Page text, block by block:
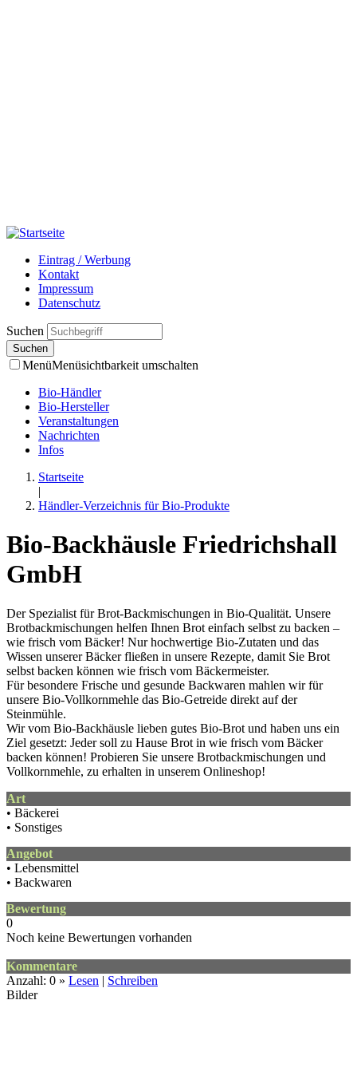
Eintrag / Werbung
Kontakt
Impressum
Datenschutz
Suchen
MenüMenüsichtbarkeit umschalten
Bio-Händler
Bio-Hersteller
Veranstaltungen
Nachrichten
Infos
Startseite
|
Händler-Verzeichnis für Bio-Produkte
Bio-Backhäusle Friedrichshall
GmbH
Der Spezialist für Brot-Backmischungen in Bio-Qualität. Unsere
Brotbackmischungen helfen Ihnen Brot einfach selbst zu backen –
wie frisch vom Bäcker! Nur hochwertige Bio-Zutaten und das
Wissen unserer Bäcker fließen in unsere Rezepte, damit Sie Brot
selbst backen können wie frisch vom Bäckermeister.
Für besondere Frische und gesunde Backwaren mahlen wir für
unsere Bio-Vollkornmehle das Bio-Getreide direkt auf der
Steinmühle.
Wir vom Bio-Backhäusle lieben gutes Bio-Brot und haben uns ein
Ziel gesetzt: Jeder soll zu Hause Brot in wie frisch vom Bäcker
backen können! Probieren Sie unsere Brotbackmischungen und
Vollkornmehle, zu erhalten in unserem Onlineshop!
Art
• Bäckerei
• Sonstiges
Angebot
• Lebensmittel
• Backwaren
Bewertung
0
Noch keine Bewertungen vorhanden
Kommentare
Anzahl: 0 » Lesen | Schreiben
Bilder